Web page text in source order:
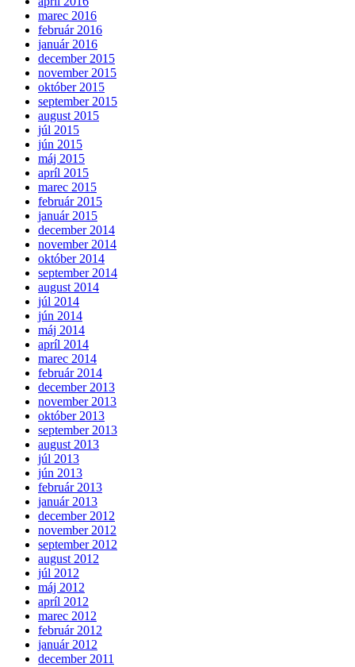
marec 2016
február 2016
január 2016
december 2015
november 2015
október 2015
september 2015
august 2015
júl 2015
jún 2015
máj 2015
apríl 2015
marec 2015
február 2015
január 2015
december 2014
november 2014
október 2014
september 2014
august 2014
júl 2014
jún 2014
máj 2014
apríl 2014
marec 2014
február 2014
december 2013
november 2013
október 2013
september 2013
august 2013
júl 2013
jún 2013
február 2013
január 2013
december 2012
november 2012
september 2012
august 2012
júl 2012
máj 2012
apríl 2012
marec 2012
február 2012
január 2012
december 2011